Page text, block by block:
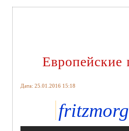
Европейские
Дата: 25.01.2016 15:18